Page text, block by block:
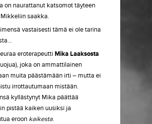
on naurattanut katsomot täyteen
saakka.
vastaisesti tämä ei ole tarina
eroterapeutti Mika Laaksosta
joka on ammattilainen
muita päästämään irti – mutta ei
irrottautumaan mistään.
kyllästynyt Mika päättää
pistää kaiken uusiksi ja
eroon kaikesta.